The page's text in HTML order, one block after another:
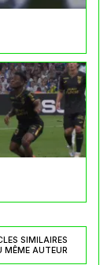
SIMILAIRES
MÊME AUTEUR